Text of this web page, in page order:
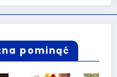
pominąć